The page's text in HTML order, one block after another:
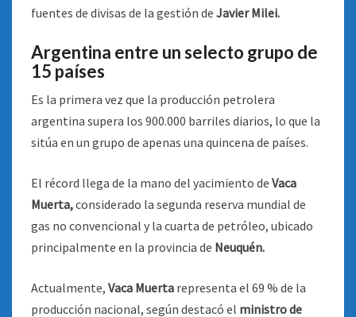
fuentes de divisas de la gestión de Javier Milei.
Argentina entre un selecto grupo de
15 países
Es la primera vez que la producción petrolera
argentina supera los 900.000 barriles diarios, lo que la
sitúa en un grupo de apenas una quincena de países.
El récord llega de la mano del yacimiento de Vaca
Muerta,considerado la segunda reserva mundial de
gas no convencional y la cuarta de petróleo, ubicado
principalmente en la provincia de Neuquén.
Actualmente, Vaca Muerta representa el 69 % de la
producción nacional, según destacó el ministro de